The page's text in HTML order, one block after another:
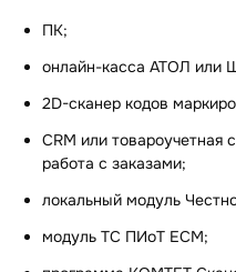
ПК;
онлайн-касса АТОЛ или
2D-сканер кодов
CRM или товароучетная
работа с заказами;
локальный модуль
модуль ТС ПИоТ ЕСМ;